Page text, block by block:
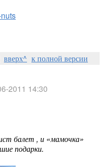
вверх^ к полной версии
2011 14:30
балет , и «мамочка»
подарки.